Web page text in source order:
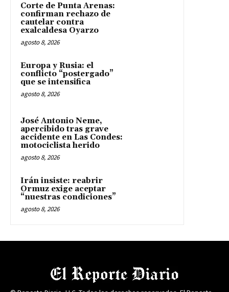
Corte de Punta Arenas:
confirman rechazo de
cautelar contra
exalcaldesa Oyarzo
agosto 8, 2026
Europa y Rusia: el
conflicto “postergado”
que se intensifica
agosto 8, 2026
José Antonio Neme,
apercibido tras grave
accidente en Las Condes:
motociclista herido
agosto 8, 2026
Irán insiste: reabrir
Ormuz exige aceptar
“nuestras condiciones”
agosto 8, 2026